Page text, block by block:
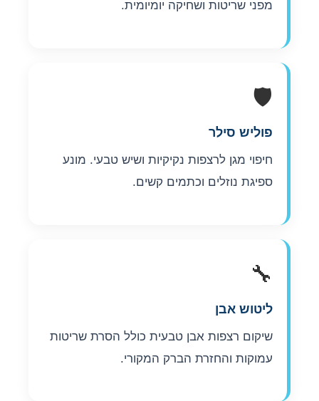
מפני שריטות ושחיקה יומיומית.
🛡️
פוליש סילר
חיפוי מגן לרצפות נקיקיות ושיש טבעי. מונע
ספיגת נוזלים וכתמים קשים.
🔧
ליטוש אבן
שיקום רצפות אבן טבעית כולל הסרת שריטות
עמוקות והחזרת הברק המקורי.